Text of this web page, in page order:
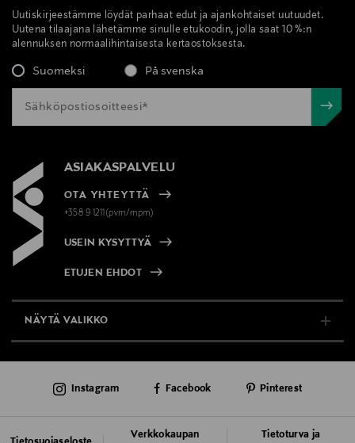
Uutiskirjeestämme löydät parhaat edut ja ajankohtaiset uutuudet.
Uutena tilaajana lähetämme sinulle etukoodin, jolla saat 10 %:n
alennuksen normaalihintaisesta kertaostoksesta.
Suomeksi På svenska
ASIAKASPALVELU
OTA YHTEYTTÄ
+358 9 1211(pvm/mpm)
USEIN KYSYTTYÄ
ETUJEN EHDOT
NÄYTÄ VALIKKO
AJANKOHTAISTA
Verkkokaupan Tietoturva ja
Instagram Facebook Pinterest